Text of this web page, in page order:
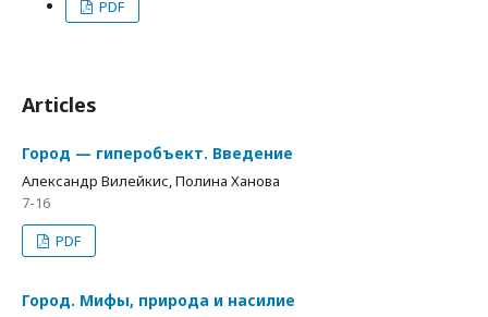
PDF
Articles
Город — гиперобъект. Введение
Александр Вилейкис, Полина Ханова
7-16
PDF
Город. Мифы, природа и насилие